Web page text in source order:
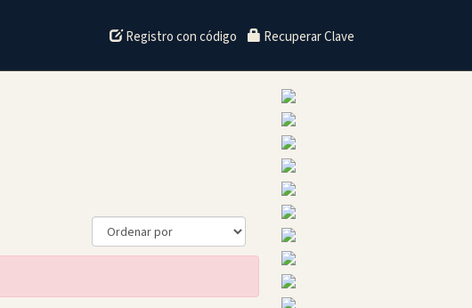
Registro con código Recuperar Clave